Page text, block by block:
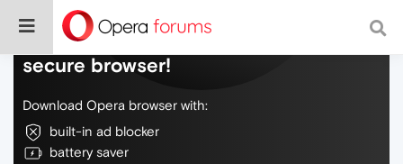
Do more on the web, with a fast and
secure browser!
Download Opera browser with:
built-in ad blocker
battery saver